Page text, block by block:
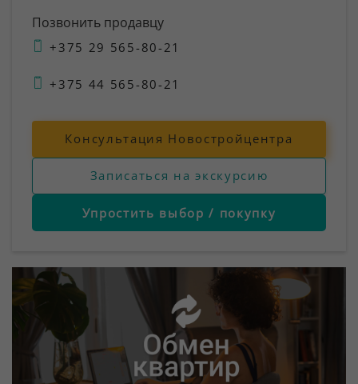
Позвонить продавцу
+375 29 565-80-21
+375 44 565-80-21
Консультация Новостройцентра
Записаться на экскурсию
Упростить выбор / покупку